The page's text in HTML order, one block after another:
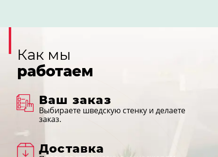
Как мы
работаем
Ваш заказ
Выбираете шведскую стенку и делаете
заказ.
Доставка